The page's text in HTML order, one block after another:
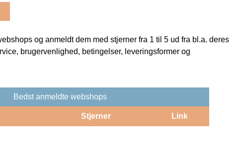
og anmeldt dem med stjerner fra 1 til 5 ud fra bl.a. deres
brugervenlighed, betingelser, leveringsformer og
Bedst anmeldte webshops
Stjerner Link